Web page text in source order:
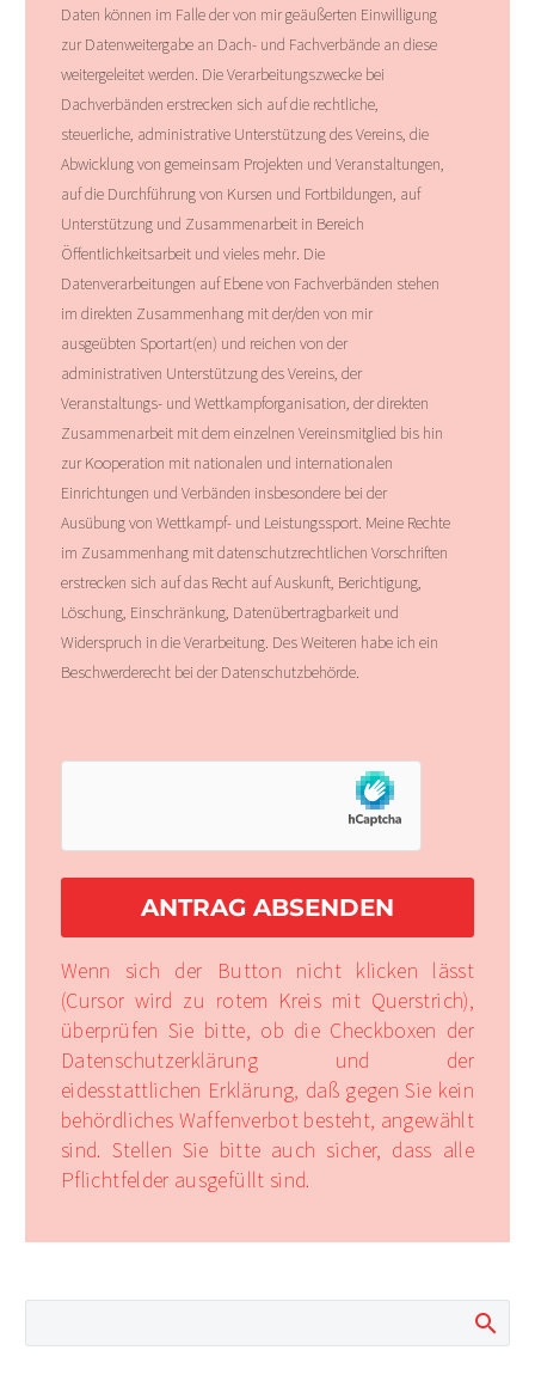
Daten können im Falle der von mir geäußerten Einwilligung
zur Datenweitergabe an Dach- und Fachverbände an diese
weitergeleitet werden. Die Verarbeitungszwecke bei
Dachverbänden erstrecken sich auf die rechtliche,
steuerliche, administrative Unterstützung des Vereins, die
Abwicklung von gemeinsam Projekten und Veranstaltungen,
auf die Durchführung von Kursen und Fortbildungen, auf
Unterstützung und Zusammenarbeit in Bereich
Öffentlichkeitsarbeit und vieles mehr. Die
Datenverarbeitungen auf Ebene von Fachverbänden stehen
im direkten Zusammenhang mit der/den von mir
ausgeübten Sportart(en) und reichen von der
administrativen Unterstützung des Vereins, der
Veranstaltungs- und Wettkampforganisation, der direkten
Zusammenarbeit mit dem einzelnen Vereinsmitglied bis hin
zur Kooperation mit nationalen und internationalen
Einrichtungen und Verbänden insbesondere bei der
Ausübung von Wettkampf- und Leistungssport. Meine Rechte
im Zusammenhang mit datenschutzrechtlichen Vorschriften
erstrecken sich auf das Recht auf Auskunft, Berichtigung,
Löschung, Einschränkung, Datenübertragbarkeit und
Widerspruch in die Verarbeitung. Des Weiteren habe ich ein
Beschwerderecht bei der Datenschutzbehörde.
Wenn sich der Button nicht klicken lässt
(Cursor wird zu rotem Kreis mit Querstrich),
überprüfen Sie bitte, ob die Checkboxen der
Datenschutzerklärung und der
eidesstattlichen Erklärung, daß gegen Sie kein
behördliches Waffenverbot besteht, angewählt
sind. Stellen Sie bitte auch sicher, dass alle
Pflichtfelder ausgefüllt sind.